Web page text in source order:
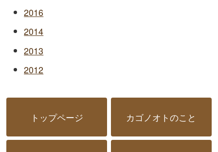
2016
2014
2013
2012
トップページ カゴノオトのこと